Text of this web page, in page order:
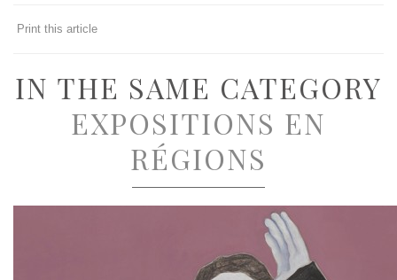
Print this article
IN THE SAME CATEGORY
EXPOSITIONS EN
RÉGIONS